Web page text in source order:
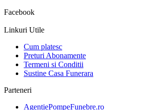
Facebook
Linkuri Utile
Cum platesc
Preturi Abonamente
Termeni si Conditii
Sustine Casa Funerara
Parteneri
AgentiePompeFunebre.ro